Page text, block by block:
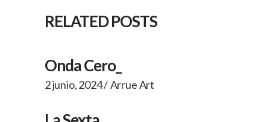
RELATED POSTS
Onda Cero_
2 junio, 2024 Arrue Art